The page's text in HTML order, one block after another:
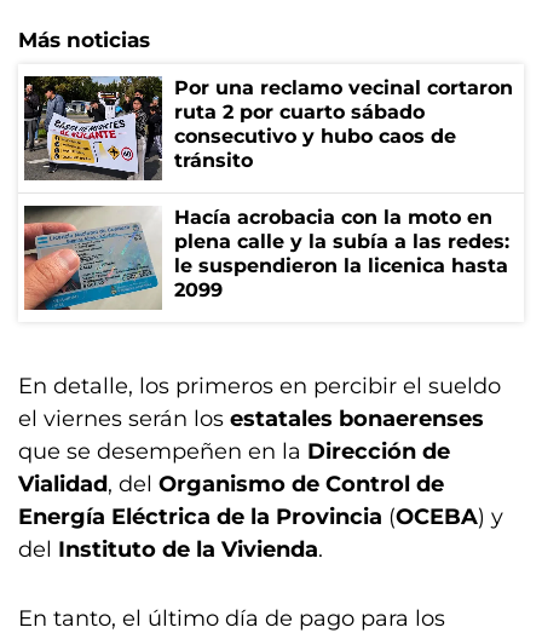
Más noticias
Por una reclamo vecinal cortaron
ruta 2 por cuarto sábado
consecutivo y hubo caos de
tránsito
Hacía acrobacia con la moto en
plena calle y la subía a las redes:
le suspendieron la licenica hasta
2099
En detalle, los primeros en percibir el sueldo
el viernes serán los estatales bonaerenses
que se desempeñen en la Dirección de
Vialidad, del Organismo de Control de
Energía Eléctrica de la Provincia (OCEBA) y
del Instituto de la Vivienda.
En tanto, el último día de pago para los